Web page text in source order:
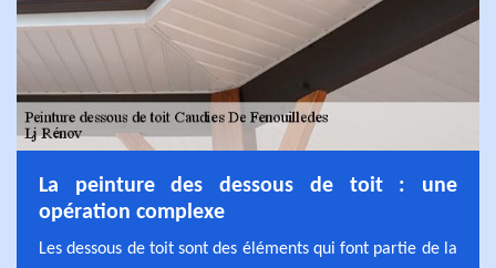
La peinture des dessous de toit : une
opération complexe
Les dessous de toit sont des éléments qui font partie de la